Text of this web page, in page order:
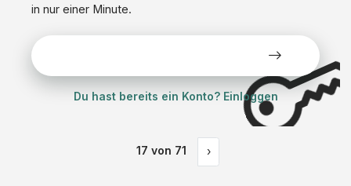
in nur einer Minute.
Du hast bereits ein Konto? Einloggen
17 von 71 ›